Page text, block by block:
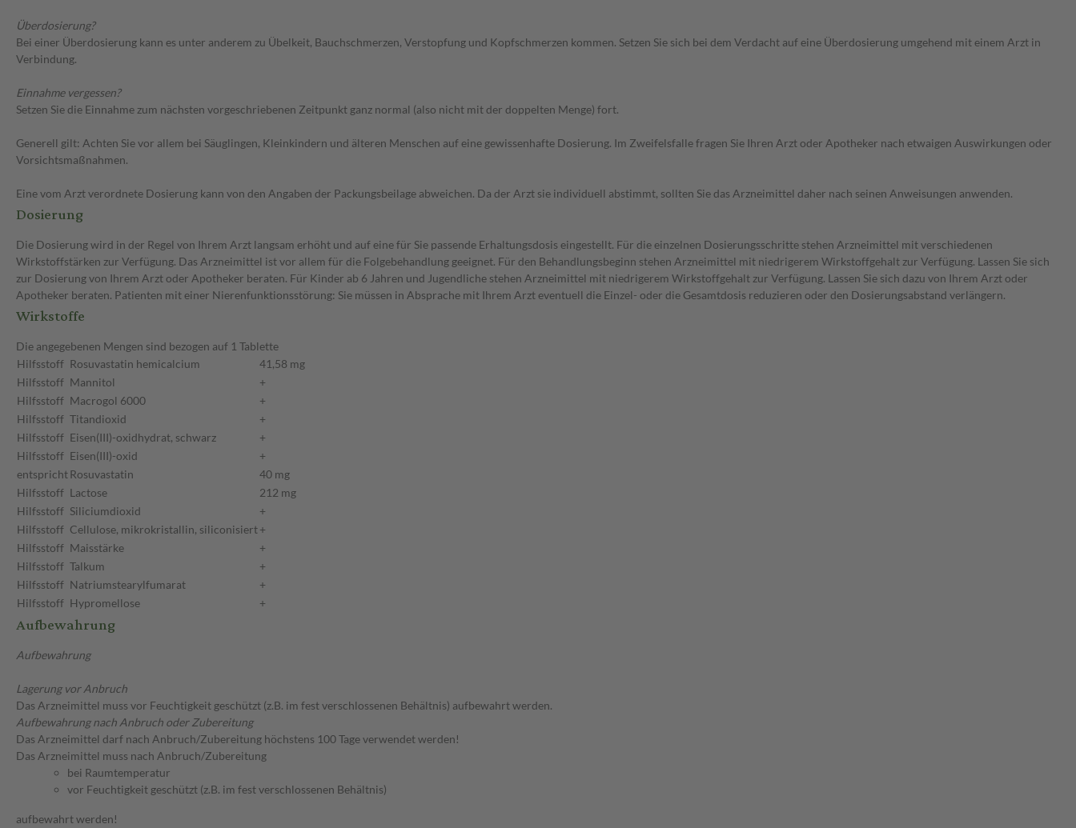
Überdosierung?
Bei einer Überdosierung kann es unter anderem zu Übelkeit, Bauchschmerzen, Verstopfung und Kopfschmerzen kommen. Setzen Sie sich bei dem Verdacht auf eine Überdosierung umgehend mit einem Arzt in
Verbindung.
Einnahme vergessen?
Setzen Sie die Einnahme zum nächsten vorgeschriebenen Zeitpunkt ganz normal (also nicht mit der doppelten Menge) fort.
Generell gilt: Achten Sie vor allem bei Säuglingen, Kleinkindern und älteren Menschen auf eine gewissenhafte Dosierung. Im Zweifelsfalle fragen Sie Ihren Arzt oder Apotheker nach etwaigen Auswirkungen oder
Vorsichtsmaßnahmen.
Eine vom Arzt verordnete Dosierung kann von den Angaben der Packungsbeilage abweichen. Da der Arzt sie individuell abstimmt, sollten Sie das Arzneimittel daher nach seinen Anweisungen anwenden.
Dosierung
Die Dosierung wird in der Regel von Ihrem Arzt langsam erhöht und auf eine für Sie passende Erhaltungsdosis eingestellt. Für die einzelnen Dosierungsschritte stehen Arzneimittel mit verschiedenen
Wirkstoffstärken zur Verfügung. Das Arzneimittel ist vor allem für die Folgebehandlung geeignet. Für den Behandlungsbeginn stehen Arzneimittel mit niedrigerem Wirkstoffgehalt zur Verfügung. Lassen Sie sich
zur Dosierung von Ihrem Arzt oder Apotheker beraten. Für Kinder ab 6 Jahren und Jugendliche stehen Arzneimittel mit niedrigerem Wirkstoffgehalt zur Verfügung. Lassen Sie sich dazu von Ihrem Arzt oder
Apotheker beraten. Patienten mit einer Nierenfunktionsstörung: Sie müssen in Absprache mit Ihrem Arzt eventuell die Einzel- oder die Gesamtdosis reduzieren oder den Dosierungsabstand verlängern.
Wirkstoffe
Die angegebenen Mengen sind bezogen auf 1 Tablette
Hilfsstoff Rosuvastatin hemicalcium
41,58 mg
Hilfsstoff Mannitol
+
Hilfsstoff Macrogol 6000
+
Hilfsstoff Titandioxid
+
Hilfsstoff Eisen(III)-oxidhydrat, schwarz
+
Hilfsstoff Eisen(III)-oxid
+
entsprichtRosuvastatin
40 mg
Hilfsstoff Lactose
212 mg
Hilfsstoff Siliciumdioxid
+
Hilfsstoff Cellulose, mikrokristallin, siliconisiert+
Hilfsstoff Maisstärke
+
Hilfsstoff Talkum
+
Hilfsstoff Natriumstearylfumarat
+
Hilfsstoff Hypromellose +
Aufbewahrung
Aufbewahrung
Lagerung vor Anbruch
Das Arzneimittel muss vor Feuchtigkeit geschützt (z.B. im fest verschlossenen Behältnis) aufbewahrt werden.
Aufbewahrung nach Anbruch oder Zubereitung
Das Arzneimittel darf nach Anbruch/Zubereitung höchstens 100 Tage verwendet werden!
Das Arzneimittel muss nach Anbruch/Zubereitung
bei Raumtemperatur
vor Feuchtigkeit geschützt (z.B. im fest verschlossenen Behältnis)
aufbewahrt werden!